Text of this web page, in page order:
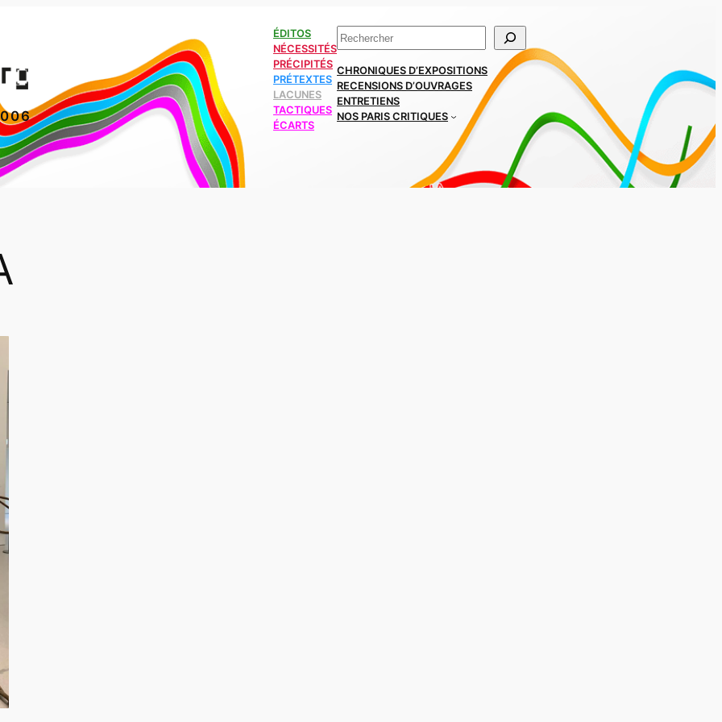
ÉDITOS
NÉCESSITÉS
PRÉCIPITÉS
PRÉTEXTES
LACUNES
TACTIQUES
ÉCARTS
Rechercher
CHRONIQUES D’EXPOSITIONS
RECENSIONS D’OUVRAGES
ENTRETIENS
NOS PARIS CRITIQUES